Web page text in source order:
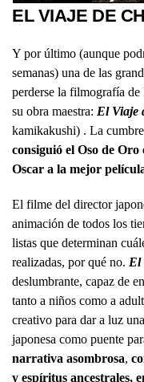
EL VIAJE DE
Y por último (aunque
semanas) una de las
perderse la filmografía
su obra maestra: El Viaje
kamikakushi) . La
consiguió el Oso de
Oscar a la mejor
El filme del director
animación de todos los
listas que determinan
realizadas, por qué no. El
deslumbrante, capaz de
tanto a niños como a
creativo para dar a luz
japonesa como puente
narrativa asombrosa,
y espíritus ancestrales,